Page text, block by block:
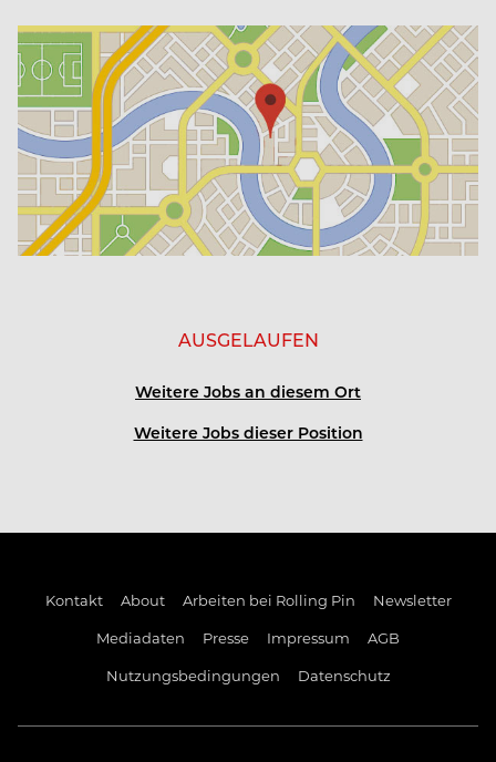
AUSGELAUFEN
Weitere Jobs an diesem Ort
Weitere Jobs dieser Position
Kontakt About Arbeiten bei Rolling Pin
Newsletter
Mediadaten
Presse Impressum
AGB
Nutzungsbedingungen
Datenschutz